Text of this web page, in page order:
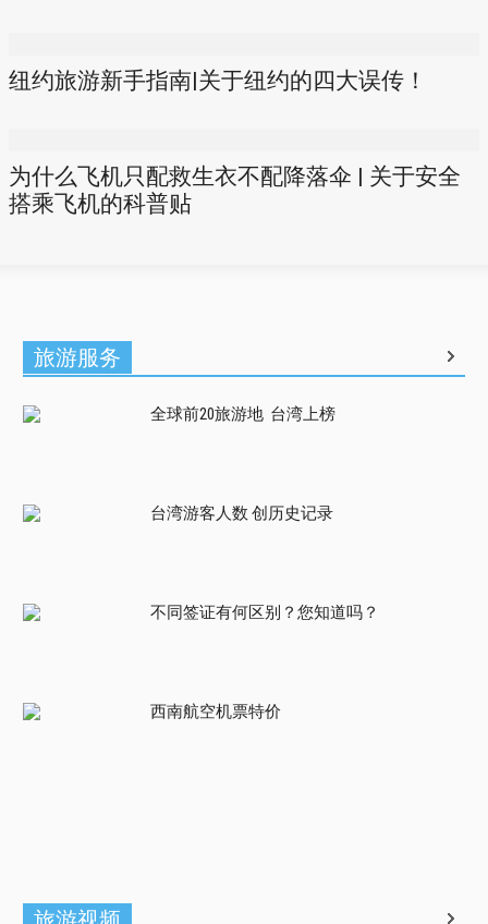
纽约旅游新手指南|关于纽约的四大误传！
为什么飞机只配救生衣不配降落伞 | 关于安全
搭乘飞机的科普贴
旅游服务
全球前20旅游地 台湾上榜
台湾游客人数 创历史记录
不同签证有何区别？您知道吗？
西南航空机票特价